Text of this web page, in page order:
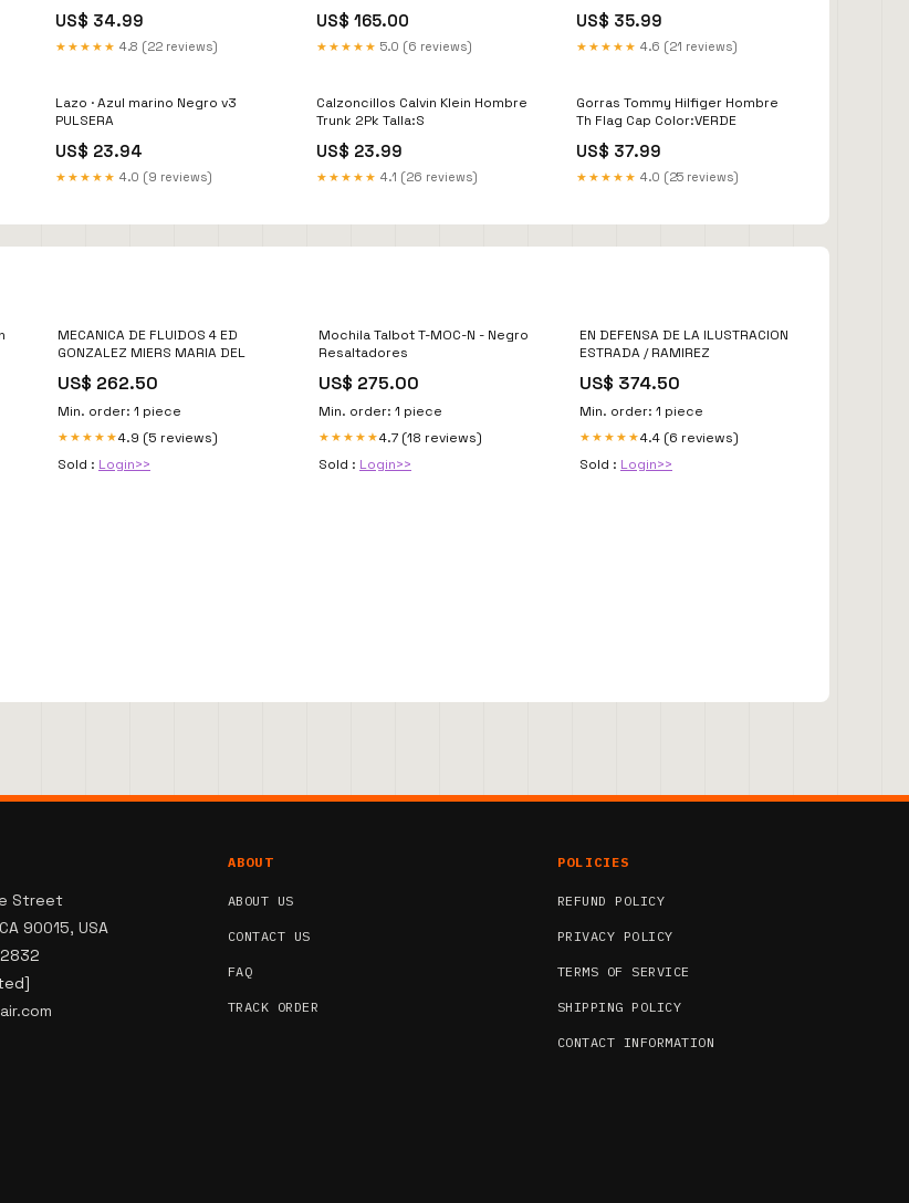
US$ 34.99
★★★★★ 4.8 (22 reviews)
US$ 165.00
★★★★★ 5.0 (6 reviews)
US$ 35.99
★★★★★ 4.6 (21 reviews)
Lazo · Azul marino Negro v3
PULSERA
US$ 23.94
★★★★★ 4.0 (9 reviews)
Calzoncillos Calvin Klein Hombre
Trunk 2Pk Talla:S
US$ 23.99
★★★★★ 4.1 (26 reviews)
Gorras Tommy Hilfiger Hombre
Th Flag Cap Color:VERDE
US$ 37.99
★★★★★ 4.0 (25 reviews)
MECANICA DE FLUIDOS 4 ED
GONZALEZ MIERS MARIA DEL
US$ 262.50
Min. order: 1 piece
★★★★★4.9 (5 reviews)
Sold : Login>>
Mochila Talbot T-MOC-N - Negro
Resaltadores
US$ 275.00
Min. order: 1 piece
★★★★★4.7 (18 reviews)
Sold : Login>>
EN DEFENSA DE LA ILUSTRACION
ESTRADA / RAMIREZ
US$ 374.50
Min. order: 1 piece
★★★★★4.4 (6 reviews)
Sold : Login>>
Street
90015, USA
ABOUT
ABOUT US
CONTACT US
FAQ
TRACK ORDER
POLICIES
REFUND POLICY
PRIVACY POLICY
TERMS OF SERVICE
SHIPPING POLICY
CONTACT INFORMATION